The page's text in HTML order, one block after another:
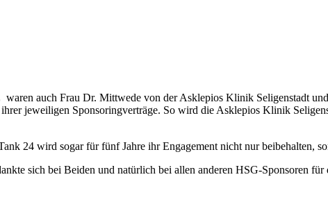
auch Frau Dr. Mittwede von der Asklepios Klinik Seligenstadt
jeweiligen Sponsoringverträge. So wird die Asklepios Klinik
24 wird sogar für fünf Jahre ihr Engagement nicht nur beibehalten,
sich bei Beiden und natürlich bei allen anderen HSG-Sponsoren für